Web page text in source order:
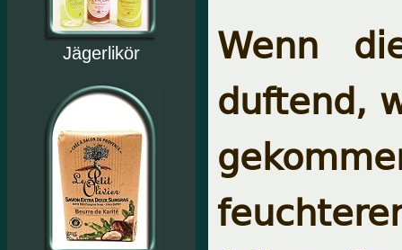
Jägerlikör
Wenn
duftend,